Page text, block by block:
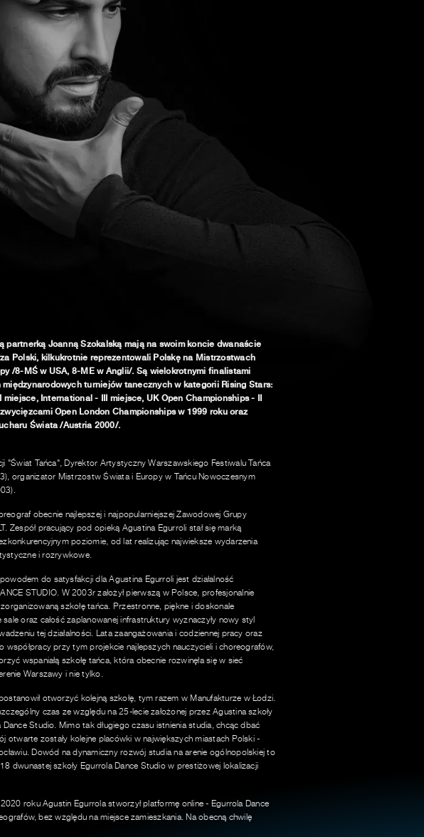
partnerką Joanną Szokalską mają na swoim koncie dwanaście
Polski, kilkukrotnie reprezentowali Polskę na Mistrzostwach
/8-MŚ w USA, 8-ME w Anglii/. Są wielokrotnymi finalistami
międzynarodowych turniejów tanecznych w kategorii Rising Stars:
miejsce, International - III miejsce, UK Open Championships - II
Open London Championships w 1999 roku oraz
Świata /Austria 2000/.
"Świat Tańca", Dyrektor Artystyczny Warszawskiego Festiwalu Tańca
organizator Mistrzostw Świata i Europy w Tańcu Nowoczesnym
obecnie najlepszej i najpopularniejszej Zawodowej Grupy
Zespół pracujący pod opieką Agustina Egurroli stał się marką
poziomie, od lat realizując najwieksze wydarzenia
i rozrywkowe.
do satysfakcji dla Agustina Egurroli jest działalność
STUDIO. W 2003r założył pierwszą w Polsce, profesjonalnie
szkołę tańca. Przestronne, piękne i doskonale
oraz całość zaplanowanej infrastruktury wyznaczyły nowy styl
tej działalności. Lata zaangażowania i codziennej pracy oraz
współpracy przy tym projekcie najlepszych nauczycieli i choreografów,
wspaniałą szkołę tańca, która obecnie rozwinęła się w sieć
Warszawy i nie tylko.
otworzyć kolejną szkołę, tym razem w Manufakturze w Łodzi.
czas ze względu na 25-lecie założonej przez Agustina szkoły
Dance Studio. Mimo tak długiego czasu istnienia studia, chcąc dbać
otwarte zostały kolejne placówki w największych miastach Polski -
Dowód na dynamiczny rozwój studia na arenie ogólnopolskiej to
dwunastej szkoły Egurrola Dance Studio w prestiżowej lokalizacji
roku Agustin Egurrola stworzył platformę online - Egurrola Dance
bez względu na miejsce zamieszkania. Na obecną chwilę